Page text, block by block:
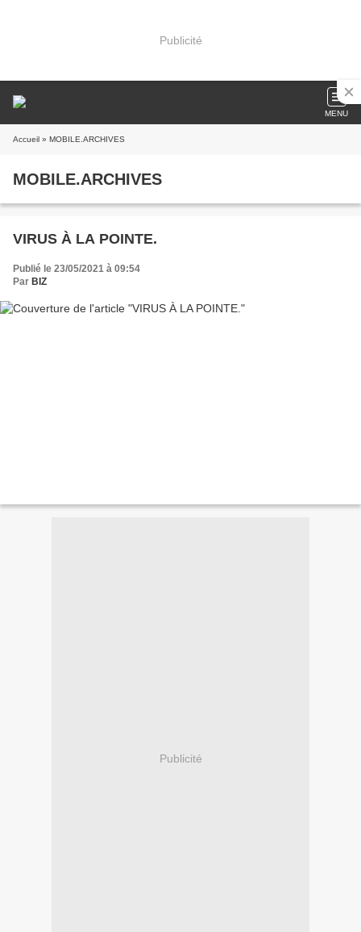
Publicité
MENU
Accueil » MOBILE.ARCHIVES
MOBILE.ARCHIVES
VIRUS À LA POINTE.
Publié le 23/05/2021 à 09:54
Par BIZ
Publicité